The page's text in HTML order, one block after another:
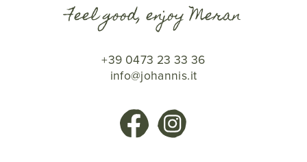
Feel good, enjoy Meran
+39 0473 23 33 36
info@johannis.it